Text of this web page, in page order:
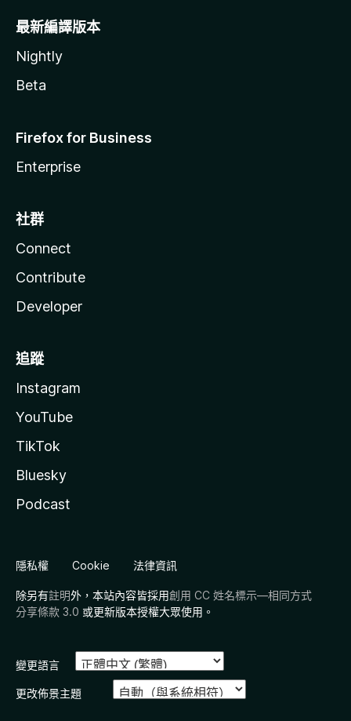
最新編譯版本
Nightly
Beta
Firefox for Business
Enterprise
社群
Connect
Contribute
Developer
追蹤
Instagram
YouTube
TikTok
Bluesky
Podcast
隱私權 Cookie 法律資訊
除另有註明外，本站內容皆採用創用 CC 姓名標示—相同方式
分享條款 3.0 或更新版本授權大眾使用。
變更語言
更改佈景主題